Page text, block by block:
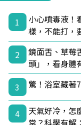
1
小心噴毒液！
樣，不能打，
2
鏡面舌、草莓
頭」，看身體
3
驚！浴室藏著
4
天氣好冷，怎
當？科學有解